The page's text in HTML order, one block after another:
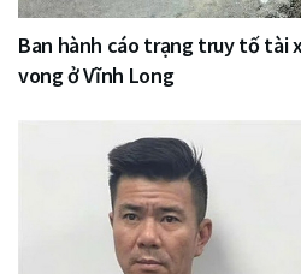
Ban hành cáo trạng truy tố tài
vong ở Vĩnh Long